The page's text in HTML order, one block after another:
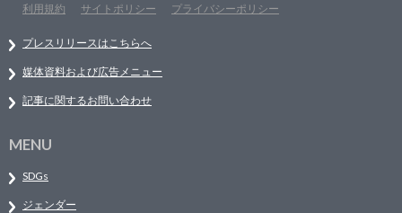
利用規約
サイトポリシー プライバシーポリシー
プレスリリースはこちらへ
媒体資料および広告メニュー
記事に関するお問い合わせ
MENU
SDGs
ジェンダー